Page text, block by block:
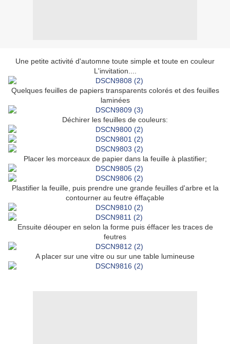
Une petite activité d'automne toute simple et toute en couleur
L'invitation....
Quelques feuilles de papiers transparents colorés et des feuilles
laminées
Déchirer les feuilles de couleurs:
Placer les morceaux de papier dans la feuille à plastifier;
Plastifier la feuille, puis prendre une grande feuilles d'arbre et la
contourner au feutre éffaçable
Ensuite déouper en selon la forme puis éffacer les traces de
feutres
A placer sur une vitre ou sur une table lumineuse